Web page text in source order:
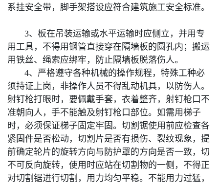
系挂安全带，脚手架搭设应符合建筑施工安全标准。
3、板在吊装运输或水平运输时应侧立，并用专
用工具，不得用钢管直接穿在隔墙板的圆孔内；搬运
用铁丝、绳索应绑牢，防止隔墙板脱落伤人。
4、严格遵守各种机械的操作规程，特殊工种必
须持证上岗，非操作人员不得乱动机具，以防伤人。
射钉枪打眼时，要佩戴手套，衣着整齐，射钉枪口不
准朝向人，手不能触及射钉枪口部位。如需用梯子
时，必须保证梯子固定牢固。切割锯使用前应检查各
紧固件是否松动，切割片是否有损伤、裂纹现象，提
前确定轮片的旋转方向与防护罩的方向是否一致，切
不可反向旋转，使用时应站在切割物的一侧，不得正
对切割锯进行切割，用力均匀平稳。不能用力过猛，